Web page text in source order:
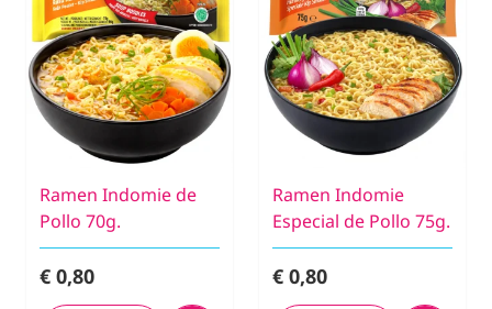
Ramen Indomie de
Pollo 70g.
€ 0,80
Ramen Indomie
Especial de Pollo 75g.
€ 0,80